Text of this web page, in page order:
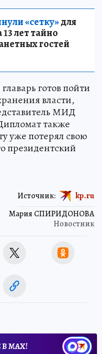
«сетку»для
лет тайно
гостей
готов пойти
власти,
МИД
также
уже потерял свою
президентский
Мария СПИРИДОНОВА
Новостник
Источник: kp.ru
МАХ!